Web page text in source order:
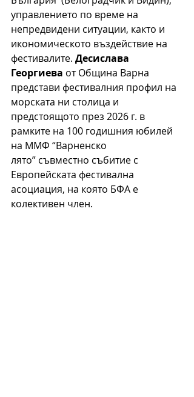
управлението по време на
непредвидени ситуации, както и
икономическото въздействие на
фестивалите. Десислава
Георгиева от Община Варна
представи фестивалния профил на
морската ни столица и
предстоящото през 2026 г. в
рамките на 100 годишния юбилей
на ММФ “Варненско
лято” съвместно събитие с
Европейската фестивална
асоциация, на която БФА е
колективен член.